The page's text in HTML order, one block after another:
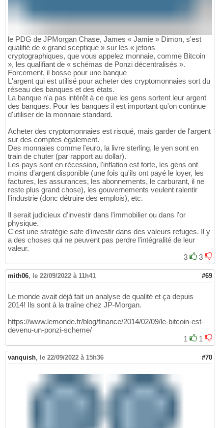
le PDG de JPMorgan Chase, James « Jamie » Dimon, s'est
qualifié de « grand sceptique » sur les « jetons
cryptographiques, que vous appelez monnaie, comme Bitcoin
», les qualifiant de « schémas de Ponzi décentralisés ».
Forcement, il bosse pour une banque
L'argent qui est utilisé pour acheter des cryptomonnaies sort du
réseau des banques et des états.
La banque n'a pas intérêt à ce que les gens sortent leur argent
des banques. Pour les banques il est important qu'on continue
d'utiliser de la monnaie standard.
Acheter des cryptomonnaies est risqué, mais garder de l'argent
sur des comptes également.
Des monnaies comme l'euro, la livre sterling, le yen sont en
train de chuter (par rapport au dollar).
Les pays sont en récession, l'inflation est forte, les gens ont
moins d'argent disponible (une fois qu'ils ont payé le loyer, les
factures, les assurances, les abonnements, le carburant, il ne
reste plus grand chose), les gouvernements veulent ralentir
l'industrie (donc détruire des emplois), etc.
Il serait judicieux d'investir dans l'immobilier ou dans l'or
physique.
C'est une stratégie safe d'investir dans des valeurs refuges. Il y
a des choses qui ne peuvent pas perdre l'intégralité de leur
valeur.
3
3
mith06, le 22/09/2022 à 11h41 #69
Le monde avait déjà fait un analyse de qualité et ça depuis
2014! Ils sont à la traîne chez JP-Morgan.
https://www.lemonde.fr/blog/finance/2014/02/09/le-bitcoin-est-
devenu-un-ponzi-scheme/
1
1
vanquish, le 22/09/2022 à 15h36 #70